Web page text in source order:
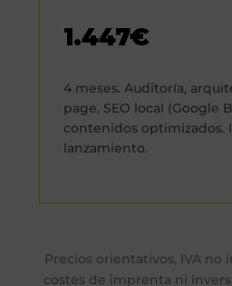
1.447€
4 meses. Auditoría,
page, SEO local (Google
contenidos optimizados.
lanzamiento.
Precios orientativos, IVA no
costes de imprenta ni